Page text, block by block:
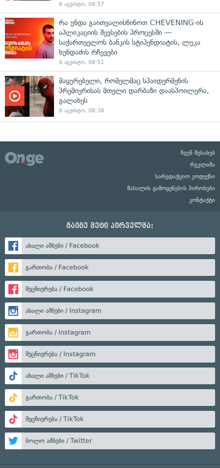
6 აგვისტო, 08:57
რა უნდა გაითვალისწინოთ CHEVENING-ის
აპლიკაციის შევსების პროცესში —
საქართველოს ბანკის სტიპენდიატის, ლუკა
ხუნდაძის რჩევები
6 აგვისტო, 08:51
მაყურებელი, რომელმაც სპაიდერმენის
პრემიერისას მთელი დარბაზი დაასპოილერა,
გალახეს
6 აგვისტო, 08:38
ჩვენ შესახებ
რეკლამა
სარედაქციო კოდექსი
მასალის გამოყენების პირობები
კონტაქტი
გაიგე მეტი პირველმა:
ახალი ამბები / Facebook
გართობა / Facebook
მეცნიერება / Facebook
ახალი ამბები / Instagram
გართობა / Instagram
მეცნიერება / Instagram
ახალი ამბები / TikTok
გართობა / TikTok
მეცნიერება / TikTok
ბოლო ამბები / Twitter